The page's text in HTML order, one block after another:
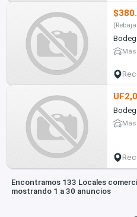
Más
Más
Encontramos 133 Locales
mostrando 1 a 30 anuncios